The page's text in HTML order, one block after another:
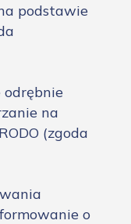
podstawie
na
(zgoda
o